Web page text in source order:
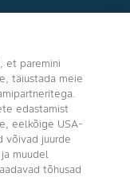
et paremini
täiustada meie
edastamist
eelkõige USA-
võivad juurde
muudel
tõhusad